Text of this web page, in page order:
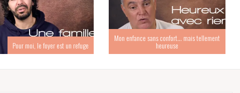
Pour moi, le foyer est un refuge
Mon enfance sans confort… mais tellement
heureuse